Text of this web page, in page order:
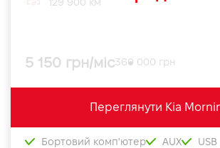
5 150 грн/міс360 000 грн
Переглянути Kia
Бортовий комп'ютер AUX USB